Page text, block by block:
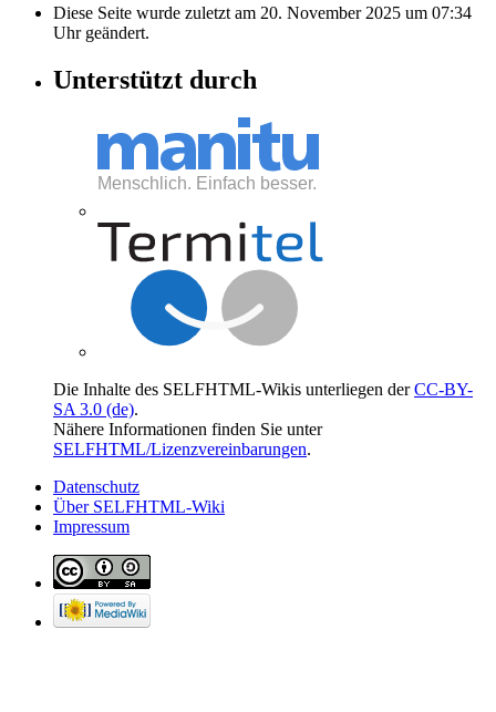
Diese Seite wurde zuletzt am 20. November 2025 um 07:34
Uhr geändert.
Unterstützt durch
Die Inhalte des SELFHTML-Wikis unterliegen derCC-BY-
SA 3.0 (de).
Nähere Informationen finden Sie unter
SELFHTML/Lizenzvereinbarungen.
Datenschutz
Über SELFHTML-Wiki
Impressum